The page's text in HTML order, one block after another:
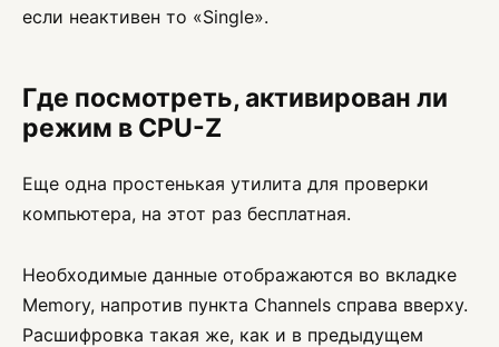
если неактивен то «Single».
Где посмотреть, активирован ли
режим в CPU-Z
Еще одна простенькая утилита для проверки
компьютера, на этот раз бесплатная.
Необходимые данные отображаются во вкладке
Memory, напротив пункта Channels справа вверху.
Расшифровка такая же, как и в предыдущем